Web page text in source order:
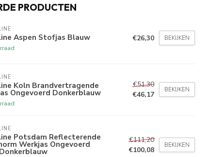
PRODUCTEN
Aspen Stofjas Blauw €26,30 BEKIJKEN
Koln Brandvertragende
Ongevoerd Donkerblauw
€51,30
€46,17
BEKIJKEN
Potsdam Reflecterende
Werkjas Ongevoerd
€111,20
€100,08
BEKIJKEN